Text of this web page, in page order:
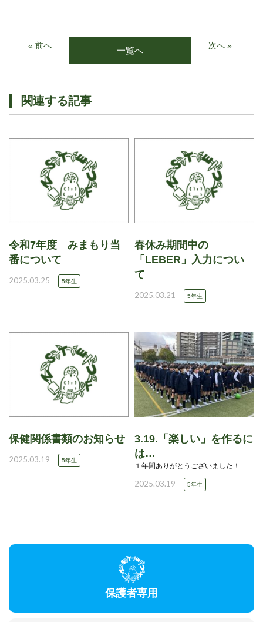
« 前へ 一覧へ 次へ »
関連する記事
令和7年度 みまもり当
番について
2025.03.25 5年生
春休み期間中の
「LEBER」入力につい
て
2025.03.21 5年生
保健関係書類のお知らせ
2025.03.19 5年生
3.19.「楽しい」を作るに
は…
１年間ありがとうございました！
2025.03.19 5年生
保護者専用